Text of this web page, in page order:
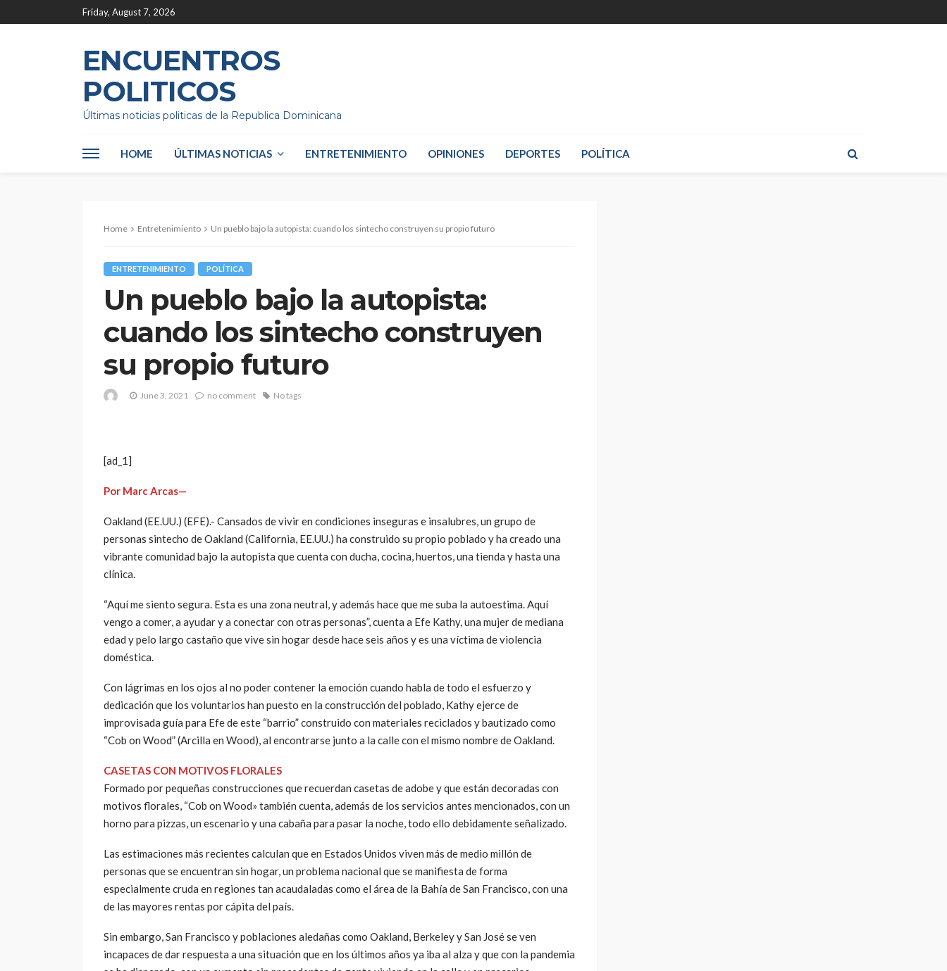
Friday, August 7, 2026
ENCUENTROS
POLITICOS
Últimas noticias politicas de la Republica Dominicana
HOME ÚLTIMAS NOTICIAS ENTRETENIMIENTO OPINIONES DEPORTES POLÍTICA
Home Entretenimiento Un pueblo bajo la autopista: cuando los sintecho construyen su propio futuro
ENTRETENIMIENTO POLÍTICA
Un pueblo bajo la autopista:
cuando los sintecho construyen
su propio futuro
June 3, 2021 no comment No tags
[ad_1]
Por Marc Arcas—
Oakland (EE.UU.) (EFE).- Cansados de vivir en condiciones inseguras e insalubres, un grupo de
personas sintecho de Oakland (California, EE.UU.) ha construido su propio poblado y ha creado una
vibrante comunidad bajo la autopista que cuenta con ducha, cocina, huertos, una tienda y hasta una
clínica.
“Aquí me siento segura. Esta es una zona neutral, y además hace que me suba la autoestima. Aquí
vengo a comer, a ayudar y a conectar con otras personas”, cuenta a Efe Kathy, una mujer de mediana
edad y pelo largo castaño que vive sin hogar desde hace seis años y es una víctima de violencia
doméstica.
Con lágrimas en los ojos al no poder contener la emoción cuando habla de todo el esfuerzo y
dedicación que los voluntarios han puesto en la construcción del poblado, Kathy ejerce de
improvisada guía para Efe de este “barrio” construido con materiales reciclados y bautizado como
“Cob on Wood” (Arcilla en Wood), al encontrarse junto a la calle con el mismo nombre de Oakland.
CASETAS CON MOTIVOS FLORALES
Formado por pequeñas construcciones que recuerdan casetas de adobe y que están decoradas con
motivos florales, “Cob on Wood» también cuenta, además de los servicios antes mencionados, con un
horno para pizzas, un escenario y una cabaña para pasar la noche, todo ello debidamente señalizado.
Las estimaciones más recientes calculan que en Estados Unidos viven más de medio millón de
personas que se encuentran sin hogar, un problema nacional que se manifiesta de forma
especialmente cruda en regiones tan acaudaladas como el área de la Bahía de San Francisco, con una
de las mayores rentas por cápita del país.
Sin embargo, San Francisco y poblaciones aledañas como Oakland, Berkeley y San José se ven
incapaces de dar respuesta a una situación que en los últimos años ya iba al alza y que con la pandemia